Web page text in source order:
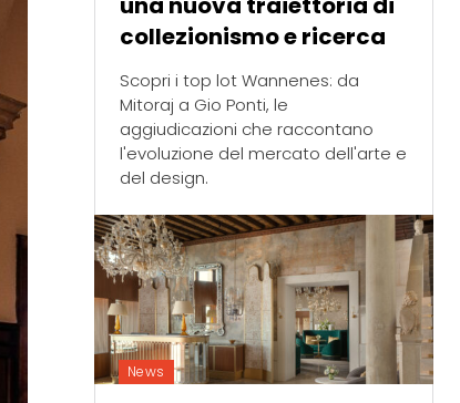
collezionismo e ricerca
Scopri i top lot Wannenes: da
Mitoraj a Gio Ponti, le
aggiudicazioni che raccontano
l'evoluzione del mercato dell'arte e
del design.
News